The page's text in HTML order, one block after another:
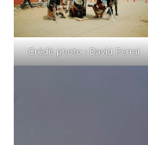
Crédit photo : David Ferral